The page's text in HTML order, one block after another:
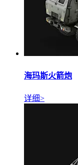
海玛斯火箭炮
详细>